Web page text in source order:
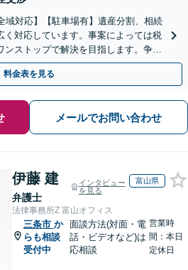
域対応】【駐車場有】遺産分割、相続
く対応しています。事案によっては税
ンストップで解決を目指します。争い
さい。【分割払い可】
料金表を見る
メールでお問い合わせ
伊藤 建
弁護士
インタビュー
を見る
富山県
法律事務所Z 富山オフィス
三条市 か
らも相談
受付中
面談方法(対面・電
話・ビデオなど)は
応相談
営業時
間：本日
定休日